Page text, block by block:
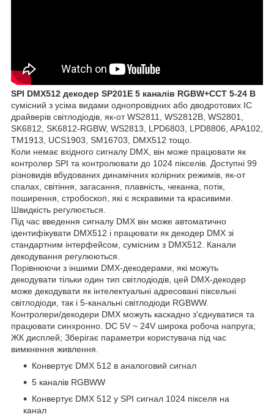
SPI DMX512 декодер SP201E 5 каналів RGBW+CCT 5-24 В
сумісний з усіма видами однопровідних або дводротових IC
драйверів світлодіодів, як-от WS2811, WS2812B, WS2801,
SK6812, SK6812-RGBW, WS2813, LPD6803, LPD8806, APA102,
TM1913, UCS1903, SM16703, DMX512 тощо.
Коли немає вхідного сигналу DMX, він може працювати як
контролер SPI та контролювати до 1024 пікселів. Доступні 99
різновидів вбудованих динамічних колірних режимів, як-от
спалах, світіння, загасання, плавність, чеканка, потік,
поширення, стробоскоп, які є яскравими та красивими.
Швидкість регулюється.
Під час введення сигналу DMX він може автоматично
ідентифікувати DMX512 і працювати як декодер DMX зі
стандартним інтерфейсом, сумісним з DMX512. Канали
декодування регулюються.
Порівнюючи з іншими DMX-декодерами, які можуть
декодувати тільки один тип світлодіодів, цей DMX-декодер
може декодувати як інтелектуальні адресовані піксельні
світлодіоди, так і 5-канальні світлодіоди RGBWW.
Контролери/декодери DMX можуть каскадно з'єднуватися та
працювати синхронно. DC 5V ~ 24V широка робоча напруга;
ЖК дисплей; Зберігає параметри користувача під час
вимкнення живлення.
Конвертує DMX 512 в аналоговий сигнал
5 каналів RGBWW
Конвертує DMX 512 у SPI сигнал 1024 пікселя на
канал